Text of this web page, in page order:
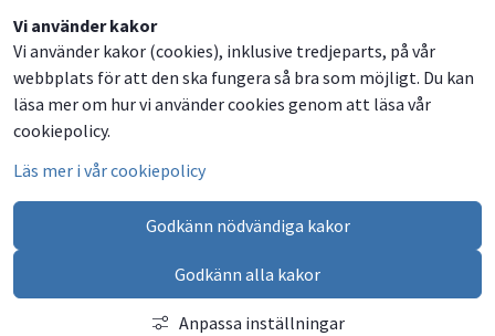
Vi använder kakor
Vi använder kakor (cookies), inklusive tredjeparts, på vår
webbplats för att den ska fungera så bra som möjligt. Du kan
läsa mer om hur vi använder cookies genom att läsa vår
cookiepolicy.
Läs mer i vår cookiepolicy
Godkänn nödvändiga kakor
Godkänn alla kakor
Anpassa inställningar
Dela
på
Facebook
Dela
på
Twitter
Dela
på
LinkedIn
Dela
via
email
Besök
oss
på
Facebook